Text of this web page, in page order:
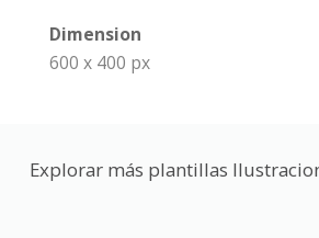
Dimension
600 x 400 px
Explorar más plantillas